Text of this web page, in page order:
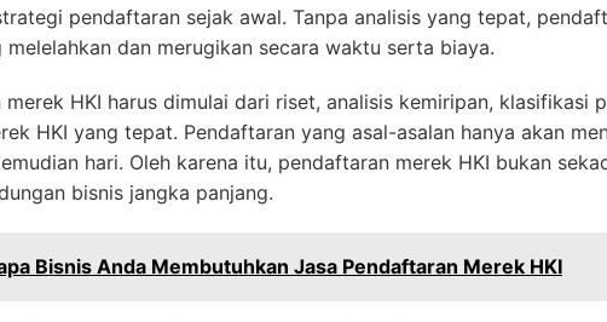
pendaftaran sejak awal. Tanpa analisis yang tepat,
melelahkan dan merugikan secara waktu serta biaya.
HKI harus dimulai dari riset, analisis kemiripan, klasifikasi
HKI yang tepat. Pendaftaran yang asal-asalan hanya akan
hari. Oleh karena itu, pendaftaran merek HKI bukan
bisnis jangka panjang.
Bisnis Anda Membutuhkan Jasa Pendaftaran Merek HKI